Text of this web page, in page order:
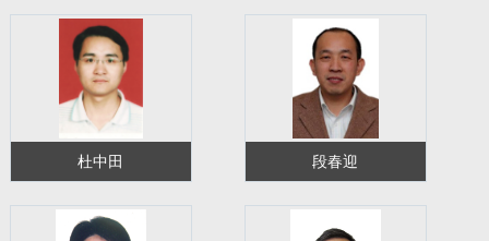
杜中田 段春迎